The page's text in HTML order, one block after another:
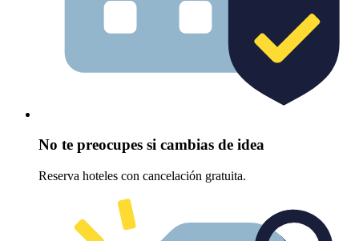
No te preocupes si cambias de idea
Reserva hoteles con cancelación gratuita.